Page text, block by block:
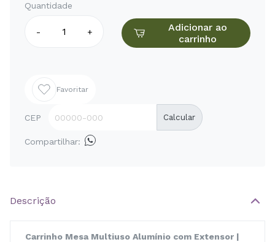
Quantidade
- +
Adicionar ao
carrinho
Favoritar
CEP Calcular
Compartilhar:
Descrição
Carrinho Mesa Multiuso Alumínio com Extensor |